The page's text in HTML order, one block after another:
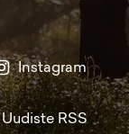
Instagram
Uudiste RSS